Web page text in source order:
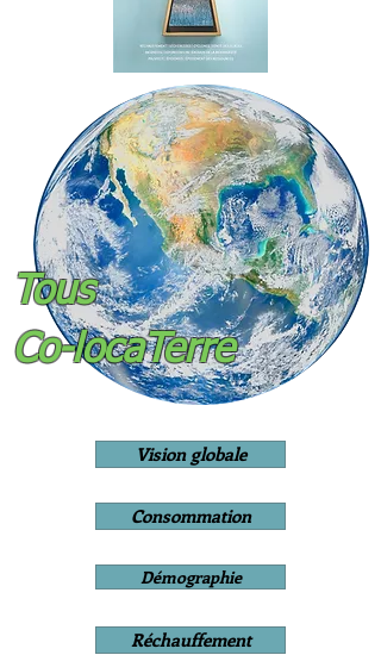
Tous
Co-locaTerre
Vision globale
Consommation
Démographie
Réchauffement